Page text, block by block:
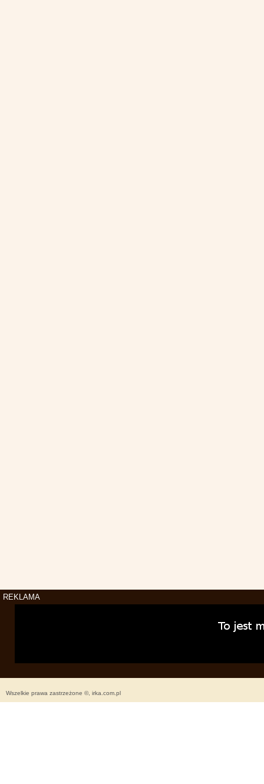
REKLAMA
Wszelkie prawa zastrzeżone ©, irka.com.pl